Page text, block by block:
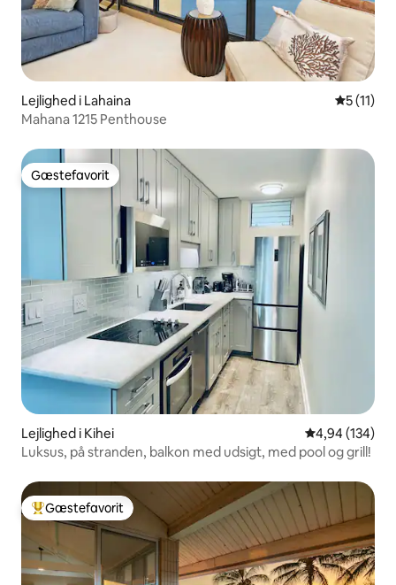
Lejlighed i Lahaina 5 ud af 5
5 (11)
Mahana 1215 Penthouse
Gæstefavorit
Gæstefavorit
Lejlighed i Kihei 4,94 ud af 5 i
4,94 (134)
Luksus, på stranden, balkon med udsigt, med pool og grill!
Bedste gæstefavorit
Gæstefavorit